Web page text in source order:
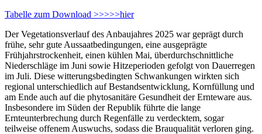
Tabelle zum Download >>>>>hier
Der Vegetationsverlauf des Anbaujahres 2025 war geprägt durch
frühe, sehr gute Aussaatbedingungen, eine ausgeprägte
Frühjahrstrockenheit, einen kühlen Mai, überdurchschnittliche
Niederschläge im Juni sowie Hitzeperioden gefolgt von Dauerregen
im Juli. Diese witterungsbedingten Schwankungen wirkten sich
regional unterschiedlich auf Bestandsentwicklung, Kornfüllung und
am Ende auch auf die phytosanitäre Gesundheit der Ernteware aus.
Insbesondere im Süden der Republik führte die lange
Ernteunterbrechung durch Regenfälle zu verdecktem, sogar
teilweise offenem Auswuchs, sodass die Brauqualität verloren ging.